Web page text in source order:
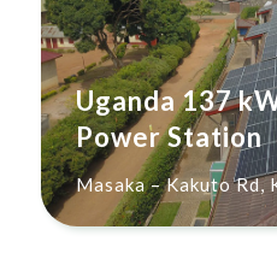
Uganda 137
Power Station
Masaka – Kakuto Rd,